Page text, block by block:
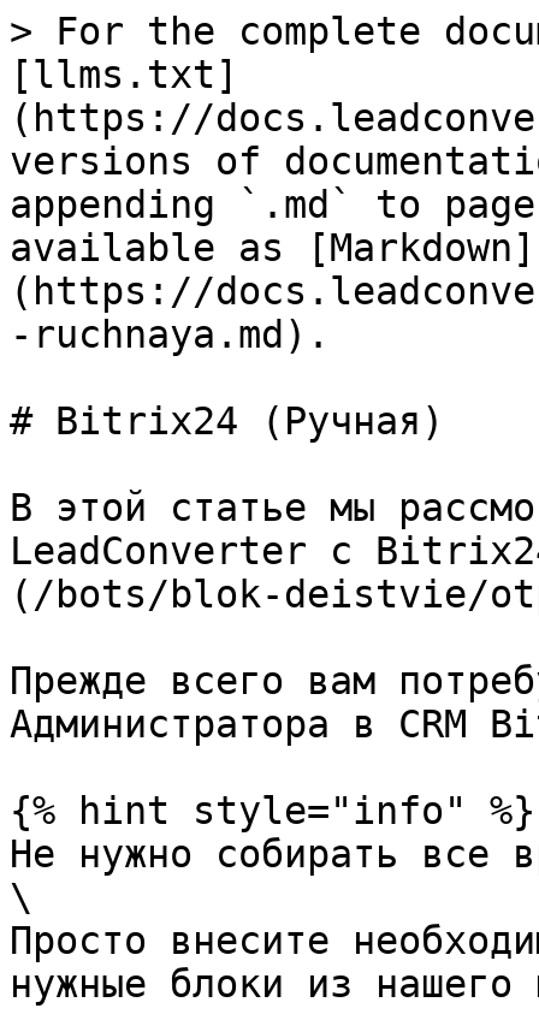
> For the complete
[llms.txt]
(https://
versions of
appending `.md` to
available as [Markdown]
(https://
-ruchnaya.md).
# Bitrix24 (Ручная)
В этой статье мы
LeadConverter с
(/bots/blok-deistvie/
Прежде всего вам
Администратора в CRM
{% hint style="info" %}
Не нужно собирать все
\
Просто внесите
нужные блоки из нашего